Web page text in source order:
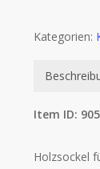
Kategorien:
Item ID:
Holzsockel